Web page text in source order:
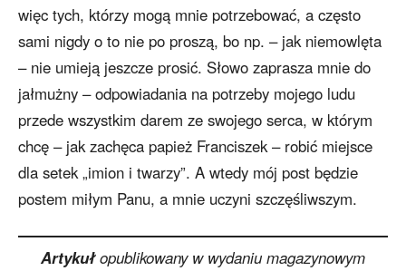
więc tych, którzy mogą mnie potrzebować, a często
sami nigdy o to nie po proszą, bo np. – jak niemowlęta
– nie umieją jeszcze prosić. Słowo zaprasza mnie do
jałmużny – odpowiadania na potrzeby mojego ludu
przede wszystkim darem ze swojego serca, w którym
chcę – jak zachęca papież Franciszek – robić miejsce
dla setek „imion i twarzy”. A wtedy mój post będzie
postem miłym Panu, a mnie uczyni szczęśliwszym.
Artykułopublikowany w wydaniu magazynowym